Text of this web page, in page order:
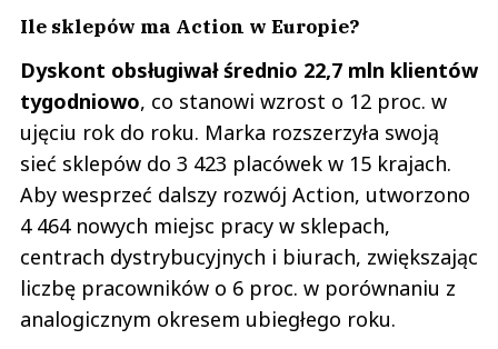
Ile sklepów ma Action w Europie?
Dyskont obsługiwał średnio 22,7 mln klientów
tygodniowo, co stanowi wzrost o 12 proc. w
ujęciu rok do roku. Marka rozszerzyła swoją
sieć sklepów do 3 423 placówek w 15 krajach.
Aby wesprzeć dalszy rozwój Action, utworzono
4 464 nowych miejsc pracy w sklepach,
centrach dystrybucyjnych i biurach, zwiększając
liczbę pracowników o 6 proc. w porównaniu z
analogicznym okresem ubiegłego roku.